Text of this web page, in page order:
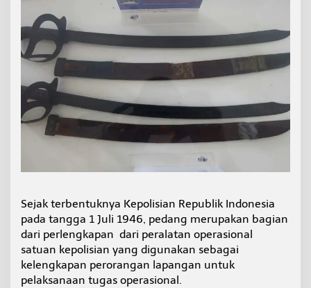
Sejak terbentuknya Kepolisian Republik Indonesia
pada tangga 1 Juli 1946, pedang merupakan bagian
dari perlengkapan dari peralatan operasional
satuan kepolisian yang digunakan sebagai
kelengkapan perorangan lapangan untuk
pelaksanaan tugas operasional.